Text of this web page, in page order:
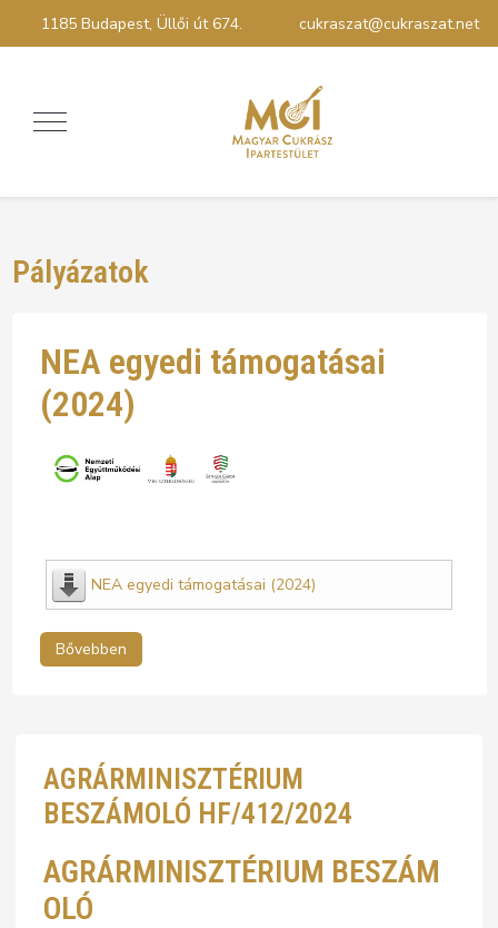
1185 Budapest, Üllői út 674. cukraszat@cukraszat.net
Pályázatok
NEA egyedi támogatásai
(2024)
NEA egyedi támogatásai (2024)
Bővebben
AGRÁRMINISZTÉRIUM
BESZÁMOLÓ HF/412/2024
AGRÁRMINISZTÉRIUM BESZÁM
OLÓ